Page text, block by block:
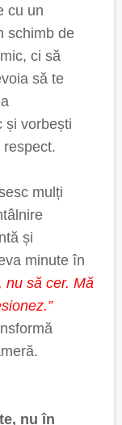
cu un
schimb de
ci să
să te
și vorbești
mulți
și
minute în
nu să cer. Mă
nu în